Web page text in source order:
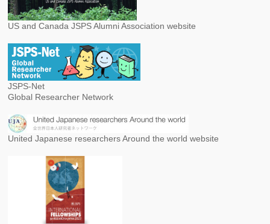
US and Canada JSPS Alumni Association website
JSPS-Net
Global Researcher Network
United Japanese researchers Around the world website